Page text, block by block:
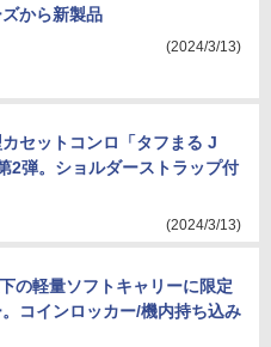
から新製品
(2024/3/13)
セットコンロ「タフまる J
2弾。ショルダーストラップ付
(2024/3/13)
の軽量ソフトキャリーに限定
コインロッカー/機内持ち込み